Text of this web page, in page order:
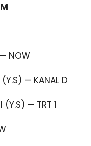
NOW
(Y.S) — KANAL D
(Y.S) — TRT 1